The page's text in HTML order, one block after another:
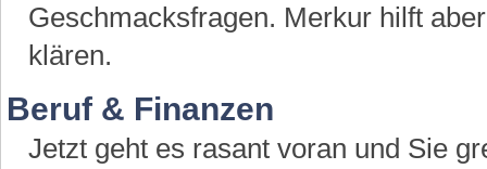
Geschmacksfragen. Merkur hilft
klären.
Beruf & Finanzen
Jetzt geht es rasant voran und Sie